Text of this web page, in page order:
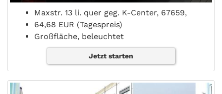
Maxstr. 13 li. quer geg. K-Center, 67659,
64,68 EUR (Tagespreis)
Großfläche, beleuchtet
Jetzt starten